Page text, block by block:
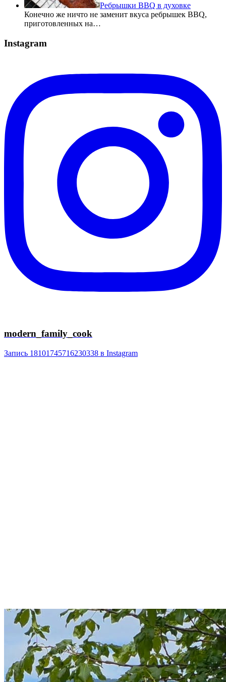
Ребрышки BBQ в духовке
Конечно же ничто не заменит вкуса ребрышек BBQ,
приготовленных на…
Instagram
modern_family_cook
Запись 18101745716230338 в Instagram